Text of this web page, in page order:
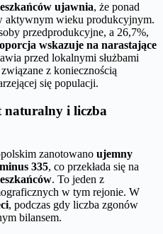
ujawnia, że ponad
aktywnym wieku produkcyjnym.
przedprodukcyjne, a 26,7%,
wskazuje na narastające
przed lokalnymi służbami
z koniecznością
się populacji.
naturalny i liczba
zanotowano ujemny
335, co przekłada się na
. To jeden z
w tym rejonie. W
, podczas gdy liczba zgonów
bilansem.